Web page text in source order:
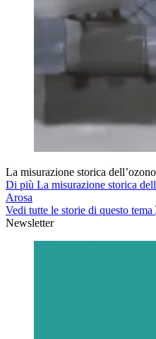
La misurazione storica
Di più La misurazione storica
Arosa
Vedi tutte le storie di questo tema
Newsletter